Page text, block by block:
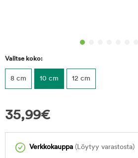
Valitse koko:
8 cm 10 cm 12 cm
35,99€
Verkkokauppa (Löytyy varastosta)